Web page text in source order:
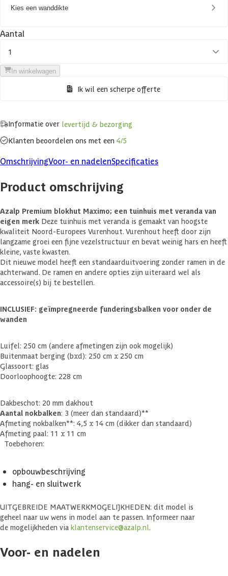
Kies een wanddikte
Aantal
1
In winkelwagen
Ik wil een scherpe offerte
Informatie over levertijd & bezorging
Klanten beoordelen ons met een 4/5
OmschrijvingVoor- en nadelenSpecificaties
Product omschrijving
Azalp Premium blokhut Maximo; een tuinhuis met veranda van
eigen merk Deze tuinhuis met veranda is gemaakt van hoogste
kwaliteit Noord-Europees Vurenhout. Vurenhout heeft door zijn
langzame groei een fijne vezelstructuur en bevat weinig hars en heeft
kleine, vaste kwasten.
Dit nieuwe model heeft een standaarduitvoering zonder ramen in de
achterwand. De ramen en andere opties zijn uiteraard wel als
accessoire(s) bij te bestellen.
INCLUSIEF: geïmpregneerde funderingsbalken voor onder de
wanden
Luifel: 250 cm (andere afmetingen zijn ook mogelijk)
Buitenmaat berging (bxd): 250 cm x 250 cm
Glassoort: glas
Doorloophoogte: 228 cm
Dakbeschot: 20 mm dakhout
Aantal nokbalken: 3 (meer dan standaard)**
Afmeting nokbalken**: 4,5 x 14 cm (dikker dan standaard)
Afmeting paal: 11 x 11 cm
Toebehoren:
opbouwbeschrijving
hang- en sluitwerk
UITGEBREIDE MAATWERKMOGELIJKHEDEN: dit model is
geheel naar uw wens in model aan te passen. Informeer naar
de mogelijkheden via klantenservice@azalp.nl.
Voor- en nadelen